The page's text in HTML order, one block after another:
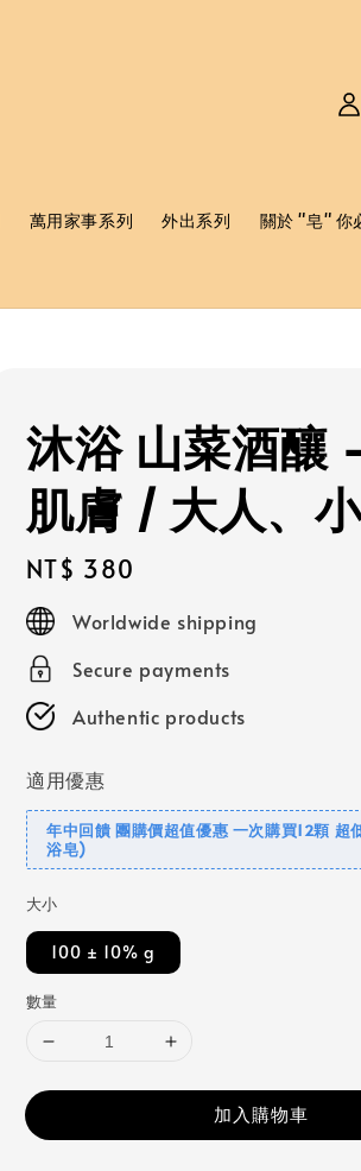
萬用家事系列 外出系列 關於 "皂" 你
沐浴 山菜酒釀
肌膚 / 大人、
Regular
price
NT$ 380
Worldwide shipping
Secure payments
Authentic products
適用優惠
年中回饋 團購價超值優惠 一次購買12顆
浴皂)
大小
100 ± 10% g
數量
加入購物車